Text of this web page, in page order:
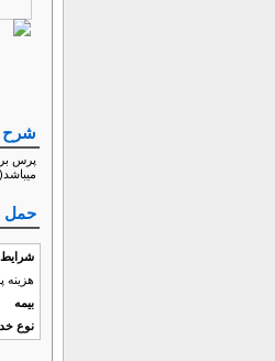
شرح
میباشد(www.jahanmashin.com ))
حمل
هزینه
بیمه
نوع